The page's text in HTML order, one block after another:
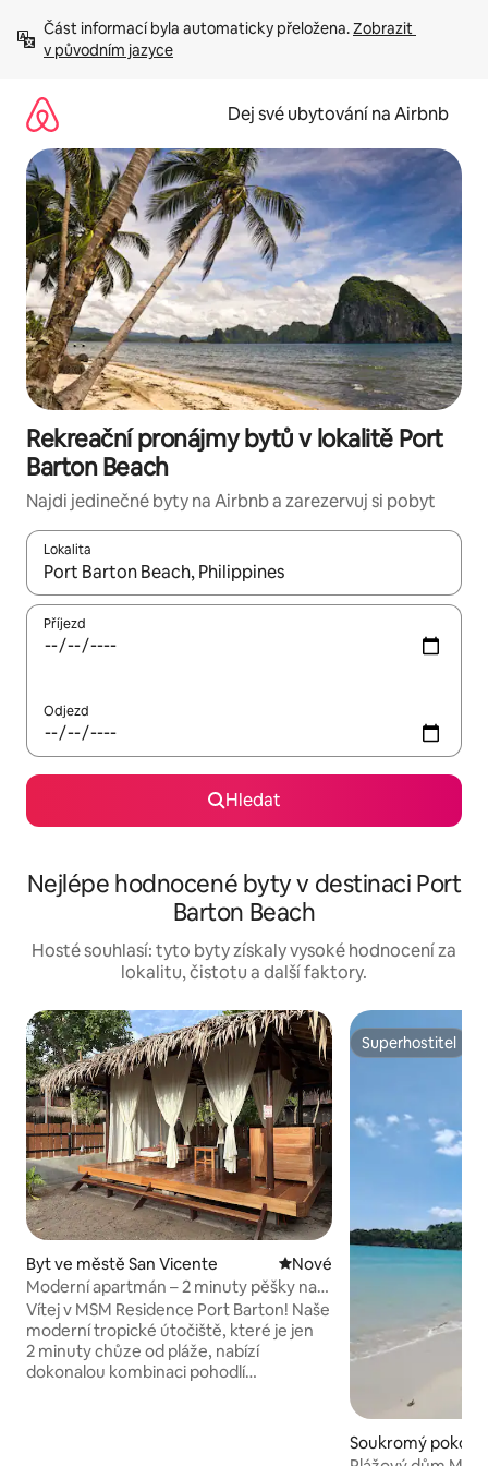
obsah
Část informací byla automaticky přeložena. Zobrazit
v původním jazyce
Dej své ubytování na Airbnb
Rekreační pronájmy bytů v lokalitě Port
Barton Beach
Najdi jedinečné byty na Airbnb a zarezervuj si pobyt
Lokalita
Až budou výsledky k dispozici, můžeš si je procházet pomocí
Příjezd
Odjezd
Hledat
Nejlépe hodnocené byty v destinaci Port
Barton Beach
Hosté souhlasí: tyto byty získaly vysoké hodnocení za
lokalitu, čistotu a další faktory.
Byt ve městě San Vicente Nové ubytování
Nové
Moderní apartmán – 2 minuty pěšky na
pláž Port Barton
Vítej v MSM Residence Port Barton! Naše
moderní tropické útočiště, které je jen
2 minuty chůze od pláže, nabízí
dokonalou kombinaci pohodlí
Superhostitel
Superhostitel
Soukromý pokoj